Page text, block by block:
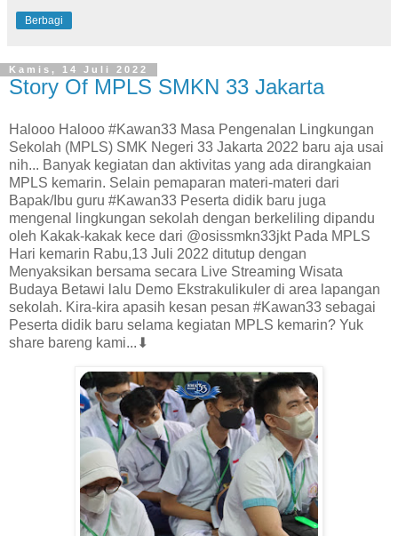
Berbagi
Kamis, 14 Juli 2022
Story Of MPLS SMKN 33 Jakarta
Halooo Halooo #Kawan33 Masa Pengenalan Lingkungan
Sekolah (MPLS) SMK Negeri 33 Jakarta 2022 baru aja usai
nih... Banyak kegiatan dan aktivitas yang ada dirangkaian
MPLS kemarin. Selain pemaparan materi-materi dari
Bapak/Ibu guru #Kawan33 Peserta didik baru juga
mengenal lingkungan sekolah dengan berkeliling dipandu
oleh Kakak-kakak kece dari @osissmkn33jkt Pada MPLS
Hari kemarin Rabu,13 Juli 2022 ditutup dengan
Menyaksikan bersama secara Live Streaming Wisata
Budaya Betawi lalu Demo Ekstrakulikuler di area lapangan
sekolah. Kira-kira apasih kesan pesan #Kawan33 sebagai
Peserta didik baru selama kegiatan MPLS kemarin? Yuk
share bareng kami...⬇